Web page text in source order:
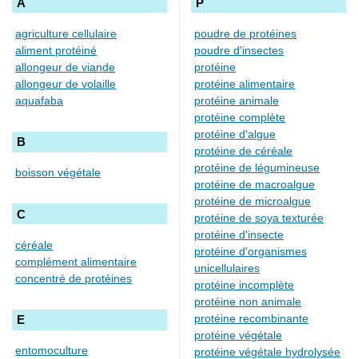
agriculture cellulaire
aliment protéiné
allongeur de viande
allongeur de volaille
aquafaba
B
boisson végétale
C
céréale
complément alimentaire
concentré de protéines
E
entomoculture
poudre de protéines
poudre d'insectes
protéine
protéine alimentaire
protéine animale
protéine complète
protéine d'algue
protéine de céréale
protéine de légumineuse
protéine de macroalgue
protéine de microalgue
protéine de soya texturée
protéine d'insecte
protéine d'organismes
unicellulaires
protéine incomplète
protéine non animale
protéine recombinante
protéine végétale
protéine végétale hydrolysée